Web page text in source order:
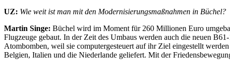
UZ: Wie weit ist man mit den Modernisierungsmaßnahmen in Büchel?
Martin Singe: Büchel wird im Moment für 260 Millionen Euro
Flugzeuge gebaut. In der Zeit des Umbaus werden auch die neuen
Atombomben, weil sie computergesteuert auf ihr Ziel eingestellt
Belgien, Italien und die Niederlande geliefert. Mit der